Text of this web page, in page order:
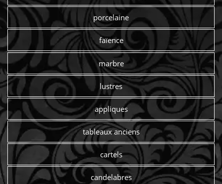
porcelaine
faïence
marbre
lustres
appliques
tableaux anciens
cartels
candelabres